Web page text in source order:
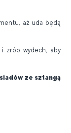
aż uda będą
zrób wydech, aby
ze sztangą